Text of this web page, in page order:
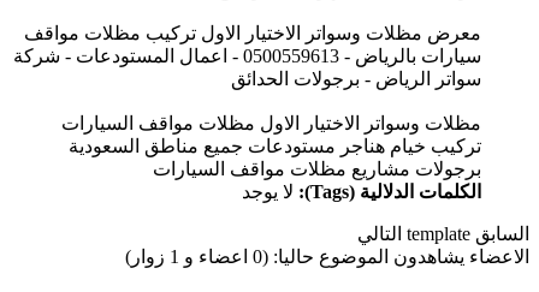
معرض مظلات وسواتر الاختيار الاول تركيب مظلات مواقف
سيارات بالرياض - 0500559613 - اعمال المستودعات - شركة
سواتر الرياض - برجولات الحدائق
مظلات وسواتر الاختيار الاول مظلات مواقف السيارات
تركيب خيام هناجر مستودعات جميع مناطق السعودية
برجولات مشاريع مظلات مواقف السيارات
الكلمات الدلالية (Tags):
لا يوجد
السابق template التالي
الاعضاء يشاهدون الموضوع حاليا: (0 اعضاء و 1 زوار)